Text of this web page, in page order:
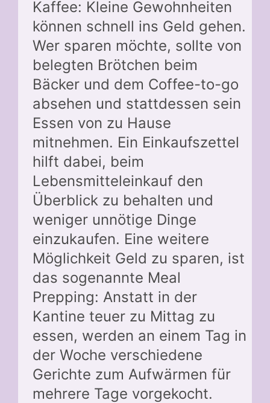
Kaffee: Kleine Gewohnheiten
können schnell ins Geld gehen.
Wer sparen möchte, sollte von
belegten Brötchen beim
Bäcker und dem Coffee-to-go
absehen und stattdessen sein
Essen von zu Hause
mitnehmen. Ein Einkaufszettel
hilft dabei, beim
Lebensmitteleinkauf den
Überblick zu behalten und
weniger unnötige Dinge
einzukaufen. Eine weitere
Möglichkeit Geld zu sparen, ist
das sogenannte Meal
Prepping: Anstatt in der
Kantine teuer zu Mittag zu
essen, werden an einem Tag in
der Woche verschiedene
Gerichte zum Aufwärmen für
mehrere Tage vorgekocht.